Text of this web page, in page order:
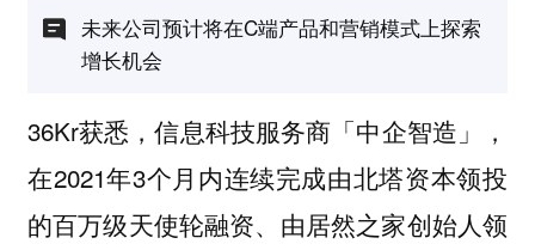
未来公司预计将在C端产品和营销模式上探索
增长机会
36Kr获悉，信息科技服务商「中企智造」，
在2021年3个月内连续完成由北塔资本领投
的百万级天使轮融资、由居然之家创始人领